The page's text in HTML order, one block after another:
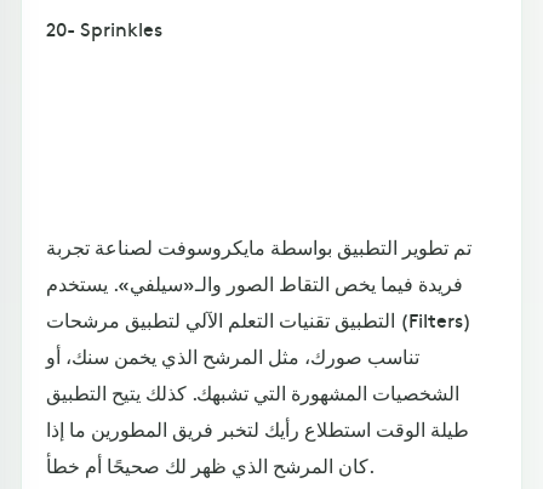
20- Sprinkles
تم تطوير التطبيق بواسطة مايكروسوفت لصناعة تجربة
فريدة فيما يخص التقاط الصور والـ«سيلفي». يستخدم
التطبيق تقنيات التعلم الآلي لتطبيق مرشحات (Filters)
تناسب صورك، مثل المرشح الذي يخمن سنك، أو
الشخصيات المشهورة التي تشبهك. كذلك يتيح التطبيق
طيلة الوقت استطلاع رأيك لتخبر فريق المطورين ما إذا
كان المرشح الذي ظهر لك صحيحًا أم خطأ.